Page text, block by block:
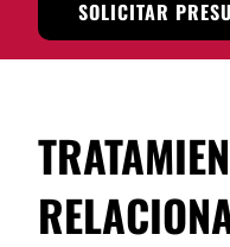
que buscas.
Localización
Posibilidad de
No
Cirugía plástica
Cirugía varices
MEDICINA ESTÉTICA
Eliminación de
Aumento de labios
SOLICITAR